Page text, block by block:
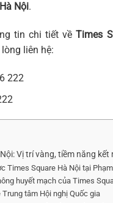
Nội.
tin chi tiết vềTimes
liên hệ:
222
Vị trí vàng, tiềm năng kết
Times Square Hà Nội tại
huyết mạch của Times
Trung tâm Hội nghị Quốc gia